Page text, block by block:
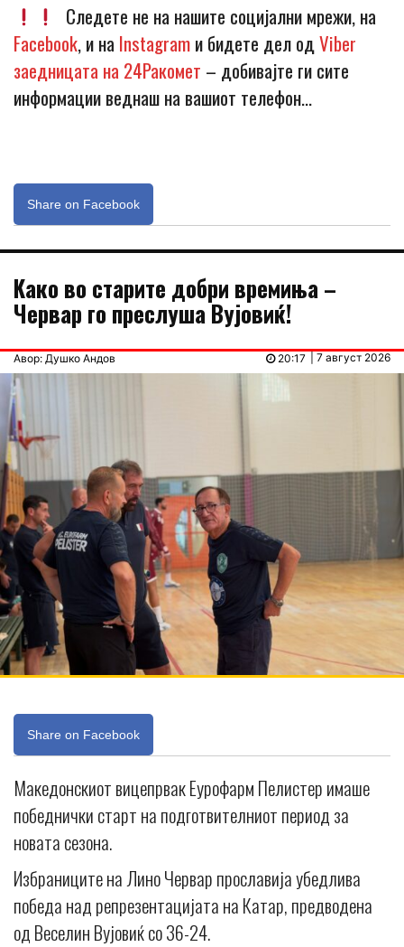
Следете не на нашите социјални мрежи, на
Facebook, и на Instagramи бидете дел одViber
заедницата на 24Ракомет – добивајте ги сите
информации веднаш на вашиот телефон…
Share on Facebook
Kaко во старите добри времиња –
Червар го преслуша Вујовиќ!
Авор: Душко Андов | 7 август 2026
20:17
Share on Facebook
Македонскиот вицепрвак Еурофарм Пелистер имаше
победнички старт на подготвителниот период за
новата сезона.
Избраниците на Лино Червар прославија убедлива
победа над репрезентацијата на Катар, предводена
од Веселин Вујовиќ со 36-24.